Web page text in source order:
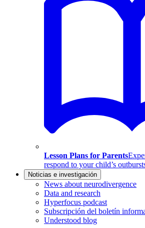
Lesson Plans for Parents
respond to your child’s
Noticias e investigación
News about neurodivergence
Data and research
Hyperfocus podcast
Subscripción del boletín
Understood blog